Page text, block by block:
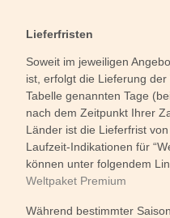
Lieferfristen
Soweit im jeweiligen
ist, erfolgt die Lieferung
Tabelle genannten Tage
nach dem Zeitpunkt Ihrer
Länder ist die Lieferfrist
Laufzeit-Indikationen für
können unter folgendem
Weltpaket Premium
Während bestimmter